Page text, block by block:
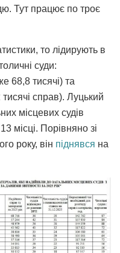
Тут працює по троє
то лідирують в
суди:
68,8 тисячі) та
справ). Луцький
місцевих судів
місці. Порівняно зі
року, він піднявся на